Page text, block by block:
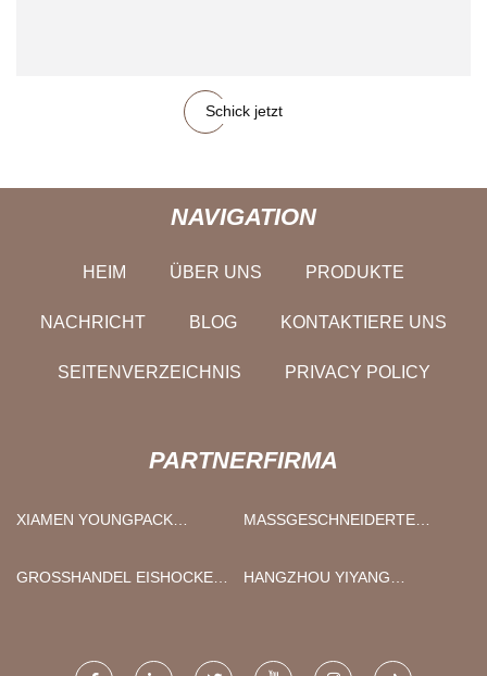
Schick jetzt
NAVIGATION
HEIM ÜBER UNS PRODUKTE
NACHRICHT BLOG KONTAKTIERE UNS
SEITENVERZEICHNIS PRIVACY POLICY
PARTNERFIRMA
XIAMEN YOUNGPACK
MASSGESCHNEIDERTE B
GROSSHANDEL EISHOCKEY-T
HANGZHOU YIYANG